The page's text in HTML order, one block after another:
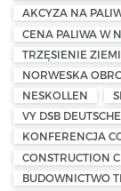
AKCYZA NA
CENA PALIWA W
TRZĘSIENIE
NORWESKA
NESKOLLEN
VY DSB
KONFERENCJA
CONSTRUCTION
BUDOWNICTWO